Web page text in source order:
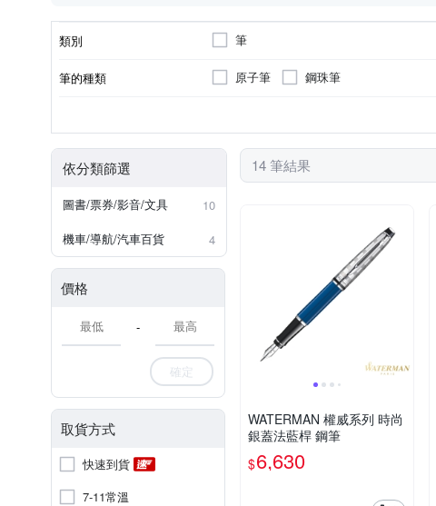
類別 筆
筆的種類 原子筆 鋼珠筆
依分類篩選
圖書/票券/影音/文具
10
機車/導航/汽車百貨
4
價格
-
確定
取貨方式
快速到貨
7-11常溫
14 筆結果
WATERMAN 權威系列 時尚
銀蓋法藍桿 鋼筆
$6,630